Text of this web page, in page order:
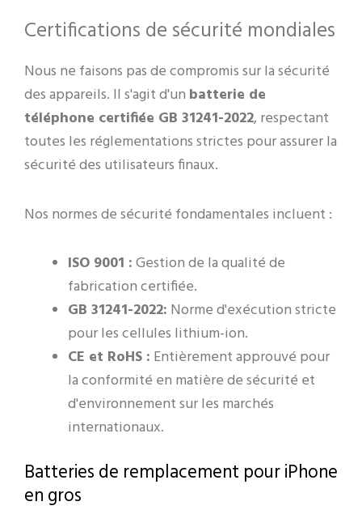
Certifications de sécurité mondiales
Nous ne faisons pas de compromis sur la sécurité
des appareils. Il s'agit d'un batterie de
téléphone certifiée GB 31241-2022, respectant
toutes les réglementations strictes pour assurer la
sécurité des utilisateurs finaux.
Nos normes de sécurité fondamentales incluent :
ISO 9001 :Gestion de la qualité de
fabrication certifiée.
GB 31241-2022: Norme d'exécution stricte
pour les cellules lithium-ion.
CE et RoHS : Entièrement approuvé pour
la conformité en matière de sécurité et
d'environnement sur les marchés
internationaux.
Batteries de remplacement pour iPhone
en gros